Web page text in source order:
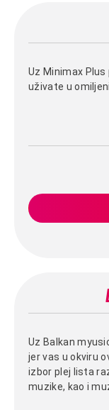
Uz Minimax
uživate u
Uz Balkan
jer vas u okviru
izbor plej lista
muzike, kao i